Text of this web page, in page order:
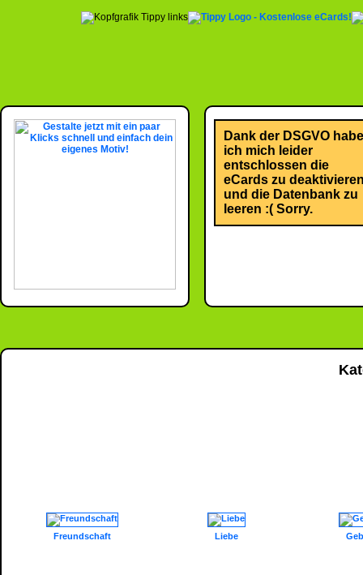
Dank der DSGVO habe
ich mich leider
entschlossen die
eCards zu
und die Datenbank zu
leeren :( Sorry.
Freundschaft Liebe